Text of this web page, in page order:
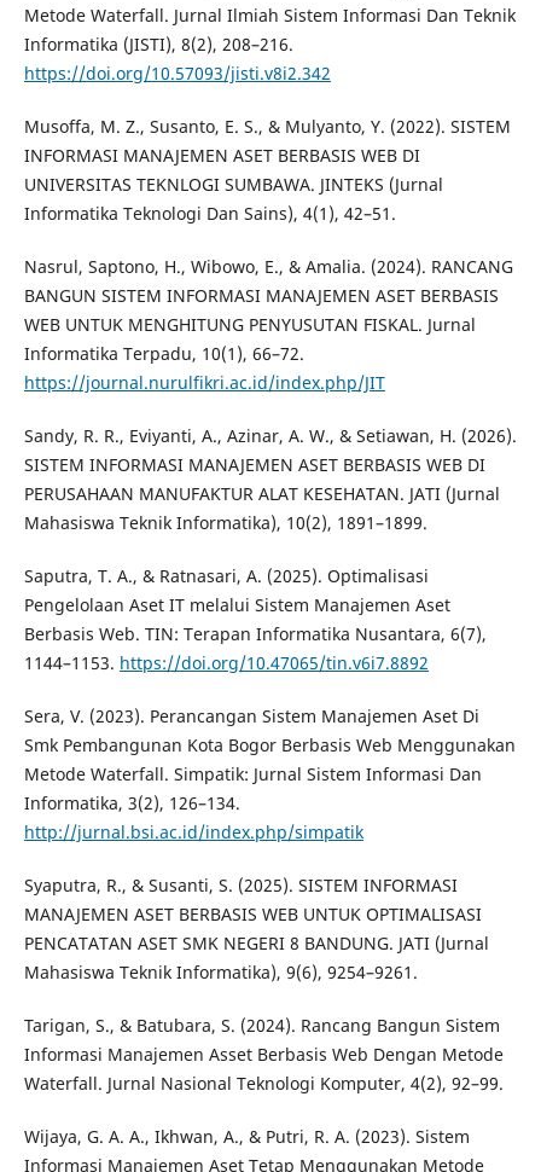
Metode Waterfall. Jurnal Ilmiah Sistem Informasi Dan Teknik
Informatika (JISTI), 8(2), 208–216.
https://doi.org/10.57093/jisti.v8i2.342
Musoffa, M. Z., Susanto, E. S., & Mulyanto, Y. (2022). SISTEM
INFORMASI MANAJEMEN ASET BERBASIS WEB DI
UNIVERSITAS TEKNLOGI SUMBAWA. JINTEKS (Jurnal
Informatika Teknologi Dan Sains), 4(1), 42–51.
Nasrul, Saptono, H., Wibowo, E., & Amalia. (2024). RANCANG
BANGUN SISTEM INFORMASI MANAJEMEN ASET BERBASIS
WEB UNTUK MENGHITUNG PENYUSUTAN FISKAL. Jurnal
Informatika Terpadu, 10(1), 66–72.
https://journal.nurulfikri.ac.id/index.php/JIT
Sandy, R. R., Eviyanti, A., Azinar, A. W., & Setiawan, H. (2026).
SISTEM INFORMASI MANAJEMEN ASET BERBASIS WEB DI
PERUSAHAAN MANUFAKTUR ALAT KESEHATAN. JATI (Jurnal
Mahasiswa Teknik Informatika), 10(2), 1891–1899.
Saputra, T. A., & Ratnasari, A. (2025). Optimalisasi
Pengelolaan Aset IT melalui Sistem Manajemen Aset
Berbasis Web. TIN: Terapan Informatika Nusantara, 6(7),
1144–1153. https://doi.org/10.47065/tin.v6i7.8892
Sera, V. (2023). Perancangan Sistem Manajemen Aset Di
Smk Pembangunan Kota Bogor Berbasis Web Menggunakan
Metode Waterfall. Simpatik: Jurnal Sistem Informasi Dan
Informatika, 3(2), 126–134.
http://jurnal.bsi.ac.id/index.php/simpatik
Syaputra, R., & Susanti, S. (2025). SISTEM INFORMASI
MANAJEMEN ASET BERBASIS WEB UNTUK OPTIMALISASI
PENCATATAN ASET SMK NEGERI 8 BANDUNG. JATI (Jurnal
Mahasiswa Teknik Informatika), 9(6), 9254–9261.
Tarigan, S., & Batubara, S. (2024). Rancang Bangun Sistem
Informasi Manajemen Asset Berbasis Web Dengan Metode
Waterfall. Jurnal Nasional Teknologi Komputer, 4(2), 92–99.
Wijaya, G. A. A., Ikhwan, A., & Putri, R. A. (2023). Sistem
Informasi Manajemen Aset Tetap Menggunakan Metode